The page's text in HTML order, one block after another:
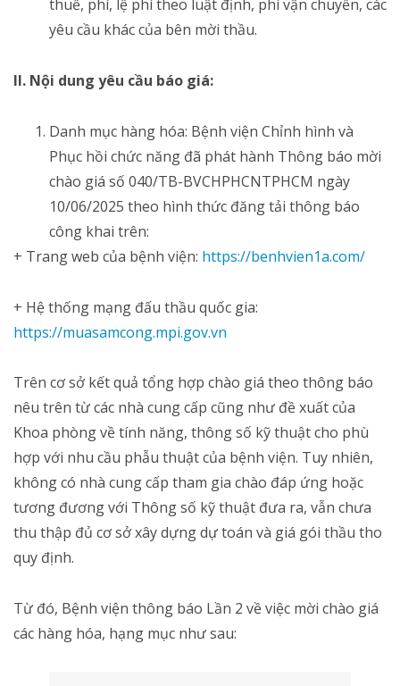
thuế, phí, lệ phí theo luật định, phí vận chuyển, các
yêu cầu khác của bên mời thầu.
II. Nội dung yêu cầu báo giá:
Danh mục hàng hóa: Bệnh viện Chỉnh hình và
Phục hồi chức năng đã phát hành Thông báo mời
chào giá số 040/TB-BVCHPHCNTPHCM ngày
10/06/2025 theo hình thức đăng tải thông báo
công khai trên:
+ Trang web của bệnh viện: https://benhvien1a.com/
+ Hệ thống mạng đấu thầu quốc gia:
https://muasamcong.mpi.gov.vn
Trên cơ sở kết quả tổng hợp chào giá theo thông báo
nêu trên từ các nhà cung cấp cũng như đề xuất của
Khoa phòng về tính năng, thông số kỹ thuật cho phù
hợp với nhu cầu phẫu thuật của bệnh viện. Tuy nhiên,
không có nhà cung cấp tham gia chào đáp ứng hoặc
tương đương với Thông số kỹ thuật đưa ra, vẫn chưa
thu thập đủ cơ sở xây dựng dự toán và giá gói thầu tho
quy định.
Từ đó, Bệnh viện thông báo Lần 2 về việc mời chào giá
các hàng hóa, hạng mục như sau: